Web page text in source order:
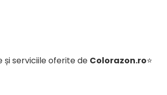
și serviciile oferite de Colorazon.ro⭐